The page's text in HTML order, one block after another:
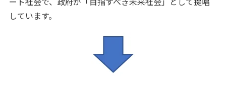
ート社会で、政府が「目指すべき未来社会」として提唱
しています。